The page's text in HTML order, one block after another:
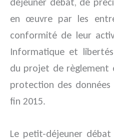
en œuvre par les
conformité de leur
Informatique et
du projet de règlement
protection des
fin 2015.
Le petit-déjeuner